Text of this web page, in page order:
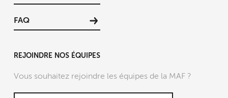
FAQ
REJOINDRE NOS ÉQUIPES
Vous souhaitez rejoindre les équipes de la MAF ?